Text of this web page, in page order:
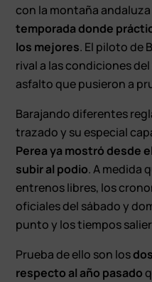
con la montaña
temporada donde
los mejores. El piloto de
rival a las condiciones
asfalto que pusieron a
Barajando diferentes
trazado y su especial
Perea ya mostró desde
subir al podio. A medida
entrenos libres, los
oficiales del sábado y
punto y los tiempos
Prueba de ello son los
respecto al año pasado